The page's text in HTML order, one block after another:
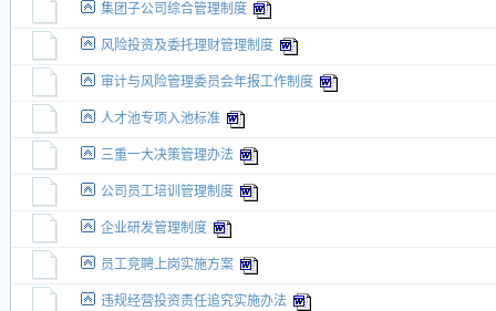
集团子公司综合管理制度
风险投资及委托理财管理制度
审计与风险管理委员会年报工作制度
人才池专项入池标准
三重一大决策管理办法
公司员工培训管理制度
企业研发管理制度
员工竞聘上岗实施方案
违规经营投资责任追究实施办法